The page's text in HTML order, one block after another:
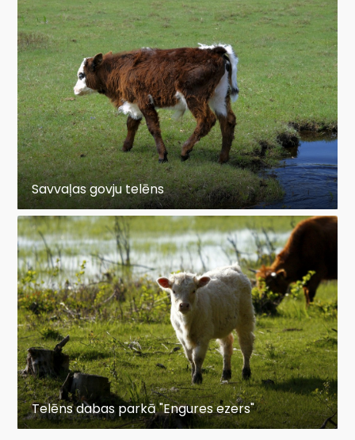
Savvaļas govju telēns
Telēns dabas parkā "Engures ezers"